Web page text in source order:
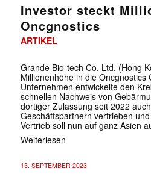
Investor steckt
Oncgnostics
ARTIKEL
Grande Bio-tech Co. Ltd. (Hong
Millionenhöhe in die Oncgnostics
Unternehmen entwickelte den
schnellen Nachweis von
dortiger Zulassung seit 2022
Geschäftspartnern vertrieben
Vertrieb soll nun auf ganz Asien
Weiterlesen
13. SEPTEMBER 2023